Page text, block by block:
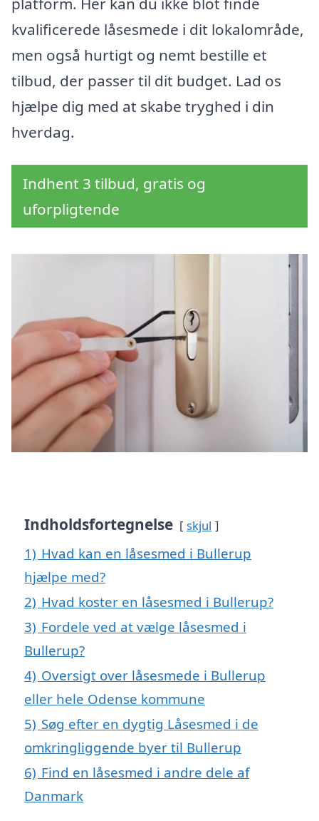
kvalificerede låsesmede i dit lokalområde,
men også hurtigt og nemt bestille et
tilbud, der passer til dit budget. Lad os
hjælpe dig med at skabe tryghed i din
hverdag.
Indhent 3 tilbud, gratis og
uforpligtende
Indholdsfortegnelse skjul
1) Hvad kan en låsesmed i Bullerup
hjælpe med?
2) Hvad koster en låsesmed i Bullerup?
3) Fordele ved at vælge låsesmed i
Bullerup?
4) Oversigt over låsesmede i Bullerup
eller hele Odense kommune
5) Søg efter en dygtig Låsesmed i de
omkringliggende byer til Bullerup
6) Find en låsesmed i andre dele af
Danmark